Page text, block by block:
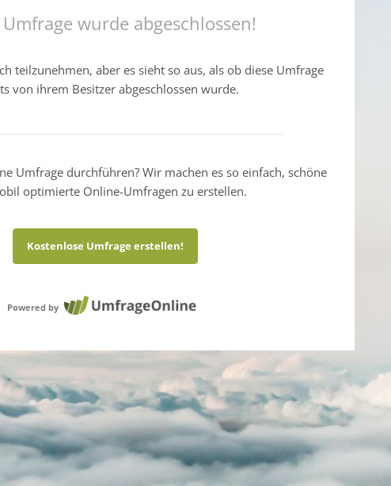
Umfrage wurde abgeschlossen!
teilzunehmen, aber es sieht so aus, als ob diese Umfrage
von ihrem Besitzer abgeschlossen wurde.
Umfrage durchführen? Wir machen es so einfach, schöne
optimierte Online-Umfragen zu erstellen.
Kostenlose Umfrage erstellen!
Powered by